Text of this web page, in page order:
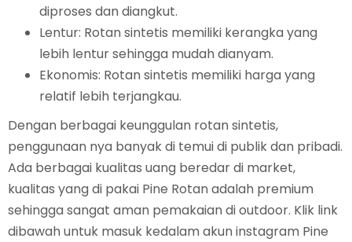
diproses dan diangkut.
Lentur: Rotan sintetis memiliki kerangka yang
lebih lentur sehingga mudah dianyam.
Ekonomis: Rotan sintetis memiliki harga yang
relatif lebih terjangkau.
Dengan berbagai keunggulan rotan sintetis,
penggunaan nya banyak di temui di publik dan pribadi.
Ada berbagai kualitas uang beredar di market,
kualitas yang di pakai Pine Rotan adalah premium
sehingga sangat aman pemakaian di outdoor. Klik link
dibawah untuk masuk kedalam akun instagram Pine